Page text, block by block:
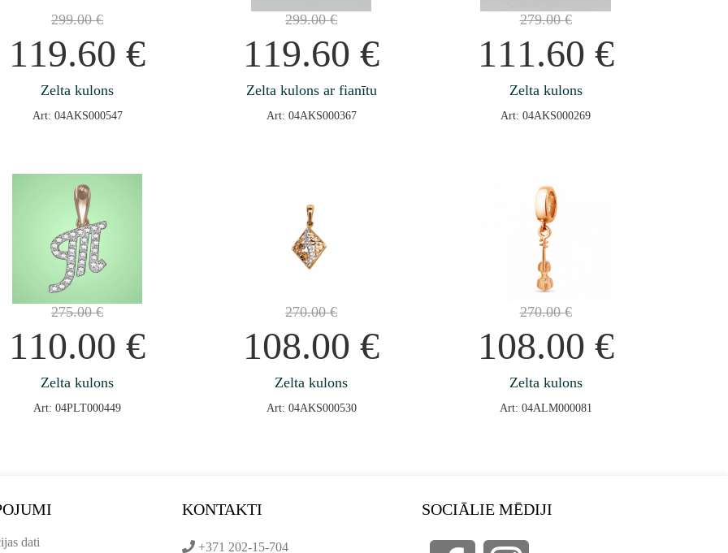
299.00€
119.60€
Zelta kulons
Art: 04AKS000547
299.00€
119.60€
Zelta kulons ar fianītu
Art: 04AKS000367
279.00€
111.60 €
Zelta kulons
Art: 04AKS000269
275.00€
110.00€
Zelta kulons
Art: 04PLT000449
270.00€
108.00€
Zelta kulons
Art: 04AKS000530
270.00€
108.00 €
Zelta kulons
Art: 04ALM000081
dati
KONTAKTI
+371 202-15-704
SOCIĀLIE MĒDIJI